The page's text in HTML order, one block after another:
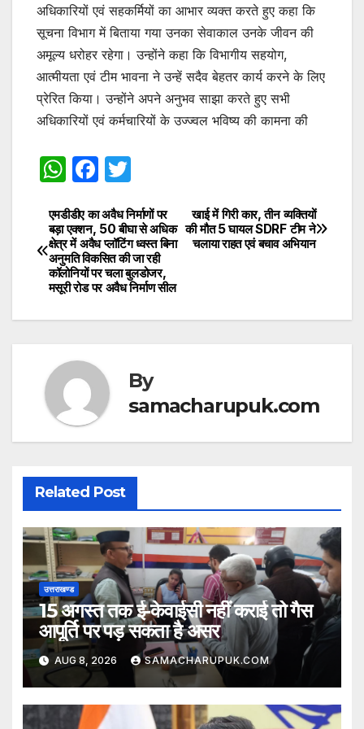
अधिकारियों एवं सहकर्मियों का आभार व्यक्त करते हुए कहा कि
सूचना विभाग में बिताया गया उनका सेवाकाल उनके जीवन की
अमूल्य धरोहर रहेगा। उन्होंने कहा कि विभागीय सहयोग,
आत्मीयता एवं टीम भावना ने उन्हें सदैव बेहतर कार्य करने के लिए
प्रेरित किया। उन्होंने अपने अनुभव साझा करते हुए सभी
अधिकारियों एवं कर्मचारियों के उज्ज्वल भविष्य की कामना की
W
at
s
A
p
p
F
c
e
b
o
o
itt
er
Post
navigation
खाई में गिरी कार, तीन व्यक्तियों
की मौत 5 घायल SDRF टीम ने
चलाया राहत एवं बचाव अभियान
एमडीडीए का अवैध निर्माणों पर
बड़ा एक्शन, 50 बीघा से अधिक
क्षेत्र में अवैध प्लॉटिंग ध्वस्त बिना
अनुमति विकसित की जा रही
कॉलोनियों पर चला बुलडोजर,
मसूरी रोड पर अवैध निर्माण सील
By
samacharupuk.com
Related Post
उत्तराखण्ड
15 अगस्त तक ई-केवाईसी नहीं कराई तो गैस
आपूर्ति पर पड़ सकता है असर
AUG 8, 2026 SAMACHARUPUK.COM